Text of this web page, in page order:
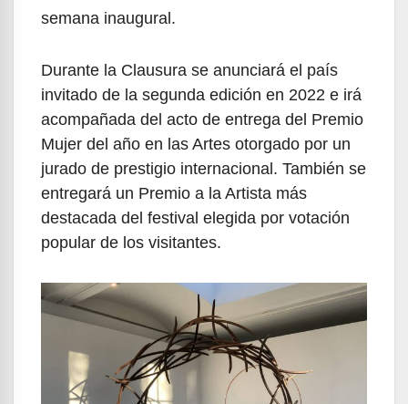
semana inaugural.
Durante la Clausura se anunciará el país
invitado de la segunda edición en 2022 e irá
acompañada del acto de entrega del Premio
Mujer del año en las Artes otorgado por un
jurado de prestigio internacional. También se
entregará un Premio a la Artista más
destacada del festival elegida por votación
popular de los visitantes.